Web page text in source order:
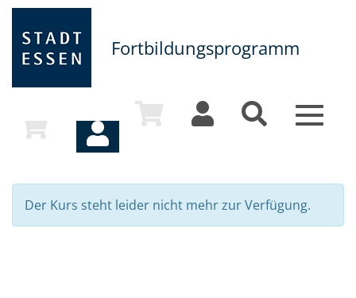
Fortbildungsprogramm
Toggle
Der Kurs steht leider nicht mehr zur Verfügung.